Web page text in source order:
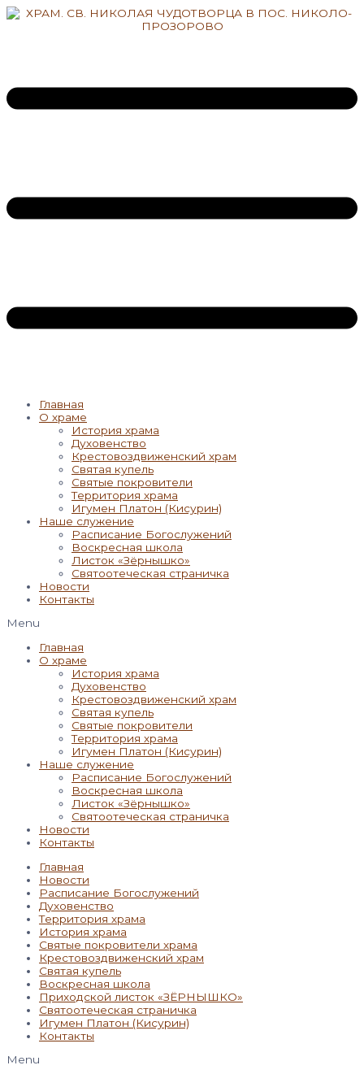
Перейти
Главная
О храме
История храма
Духовенство
Крестовоздвиженский храм
Святая купель
Святые покровители
Территория храма
Игумен Платон (Кисурин)
Наше служение
Расписание Богослужений
Воскресная школа
Листок «Зёрнышко»
Святоотеческая страничка
Новости
Контакты
Menu
Главная
О храме
История храма
Духовенство
Крестовоздвиженский храм
Святая купель
Святые покровители
Территория храма
Игумен Платон (Кисурин)
Наше служение
Расписание Богослужений
Воскресная школа
Листок «Зёрнышко»
Святоотеческая страничка
Новости
Контакты
Главная
Новости
Расписание Богослужений
Духовенство
Территория храма
История храма
Святые покровители храма
Крестовоздвиженский храм
Святая купель
Воскресная школа
Приходской листок «ЗЁРНЫШКО»
Святоотеческая страничка
Игумен Платон (Кисурин)
Контакты
Menu